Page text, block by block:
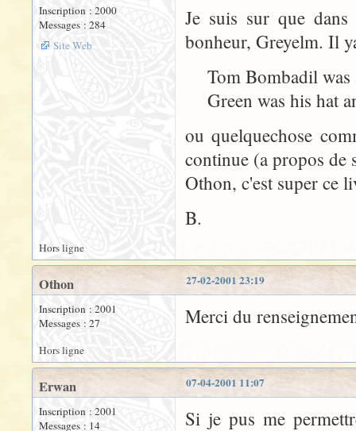
Inscription : 2000
Messages : 284
Site Web
Je suis sur que
bonheur, Greyelm. Il
Tom Bombadil was
Green was his hat
ou quelquechose
continue (a propos de
Othon, c'est super ce
B.
Hors ligne
27-02-2001 23:19
Othon
Inscription : 2001
Messages : 27
Merci du
Hors ligne
07-04-2001 11:07
Erwan
Inscription : 2001
Messages : 14
Si je pus me